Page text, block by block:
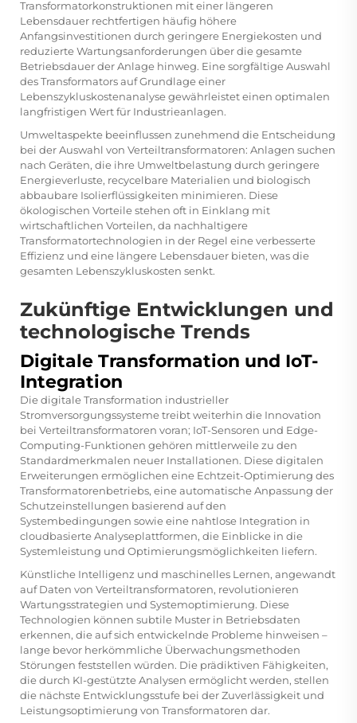
Transformatorkonstruktionen mit einer längeren
Lebensdauer rechtfertigen häufig höhere
Anfangsinvestitionen durch geringere Energiekosten und
reduzierte Wartungsanforderungen über die gesamte
Betriebsdauer der Anlage hinweg. Eine sorgfältige Auswahl
des Transformators auf Grundlage einer
Lebenszykluskostenanalyse gewährleistet einen optimalen
langfristigen Wert für Industrieanlagen.
Umweltaspekte beeinflussen zunehmend die Entscheidung
bei der Auswahl von Verteiltransformatoren: Anlagen suchen
nach Geräten, die ihre Umweltbelastung durch geringere
Energieverluste, recycelbare Materialien und biologisch
abbaubare Isolierflüssigkeiten minimieren. Diese
ökologischen Vorteile stehen oft in Einklang mit
wirtschaftlichen Vorteilen, da nachhaltigere
Transformatortechnologien in der Regel eine verbesserte
Effizienz und eine längere Lebensdauer bieten, was die
gesamten Lebenszykluskosten senkt.
Zukünftige Entwicklungen und
technologische Trends
Digitale Transformation und IoT-
Integration
Die digitale Transformation industrieller
Stromversorgungssysteme treibt weiterhin die Innovation
bei Verteiltransformatoren voran; IoT-Sensoren und Edge-
Computing-Funktionen gehören mittlerweile zu den
Standardmerkmalen neuer Installationen. Diese digitalen
Erweiterungen ermöglichen eine Echtzeit-Optimierung des
Transformatorenbetriebs, eine automatische Anpassung der
Schutzeinstellungen basierend auf den
Systembedingungen sowie eine nahtlose Integration in
cloudbasierte Analyseplattformen, die Einblicke in die
Systemleistung und Optimierungsmöglichkeiten liefern.
Künstliche Intelligenz und maschinelles Lernen, angewandt
auf Daten von Verteiltransformatoren, revolutionieren
Wartungsstrategien und Systemoptimierung. Diese
Technologien können subtile Muster in Betriebsdaten
erkennen, die auf sich entwickelnde Probleme hinweisen –
lange bevor herkömmliche Überwachungsmethoden
Störungen feststellen würden. Die prädiktiven Fähigkeiten,
die durch KI-gestützte Analysen ermöglicht werden, stellen
die nächste Entwicklungsstufe bei der Zuverlässigkeit und
Leistungsoptimierung von Transformatoren dar.